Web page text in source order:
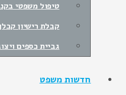
טיפול משפטי
קבלת רישיון
גביית כספים
חדשות משפט